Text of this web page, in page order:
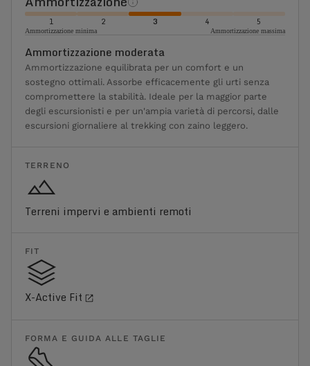
1 2 3 4 5
Ammortizzazione minima Ammortizzazione massima
Ammortizzazione moderata
Ammortizzazione equilibrata per un comfort e un
sostegno ottimali. Assorbe efficacemente gli urti senza
compromettere la stabilità. Ideale per la maggior parte
degli escursionisti e per un'ampia varietà di percorsi, dalle
escursioni giornaliere al trekking con zaino leggero.
TERRENO
Terreni impervi e ambienti remoti
FIT
X-Active Fit
FORMA E GUIDA ALLE TAGLIE